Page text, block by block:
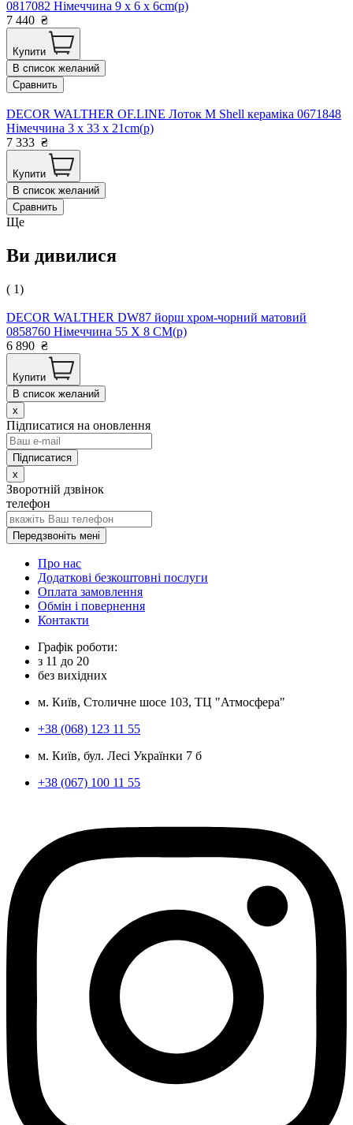
0817082 Німеччина 9 x 6 x 6cm(р)
7 440 ₴
Купити
В список желаний
Сравнить
DECOR WALTHER OF.LINE Лоток М Shell кераміка 0671848
Німеччина 3 x 33 x 21cm(р)
7 333 ₴
Купити
В список желаний
Сравнить
Ще
Ви дивилися
( 1)
DECOR WALTHER DW87 йорш хром-чорний матовий
0858760 Німеччина 55 X 8 CM(р)
6 890 ₴
Купити
В список желаний
x
Підписатися на оновлення
x
Зворотній дзвінок
телефон
Передзвоніть мені
Про нас
Додаткові безкоштовні послуги
Оплата замовлення
Обмін і повернення
Контакти
Графік роботи:
з 11 до 20
без вихідних
м. Київ, Столичне шосе 103, ТЦ "Атмосфера"
+38 (068) 123 11 55
м. Київ, бул. Лесі Українки 7 б
+38 (067) 100 11 55